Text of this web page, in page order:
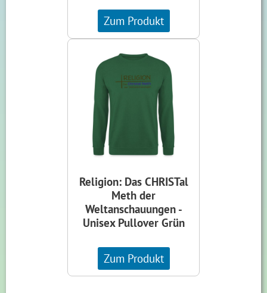
Zum Produkt
Religion: Das CHRISTal
Meth der
Weltanschauungen -
Unisex Pullover Grün
Zum Produkt